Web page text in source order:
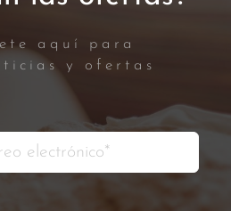
aquí para
y ofertas